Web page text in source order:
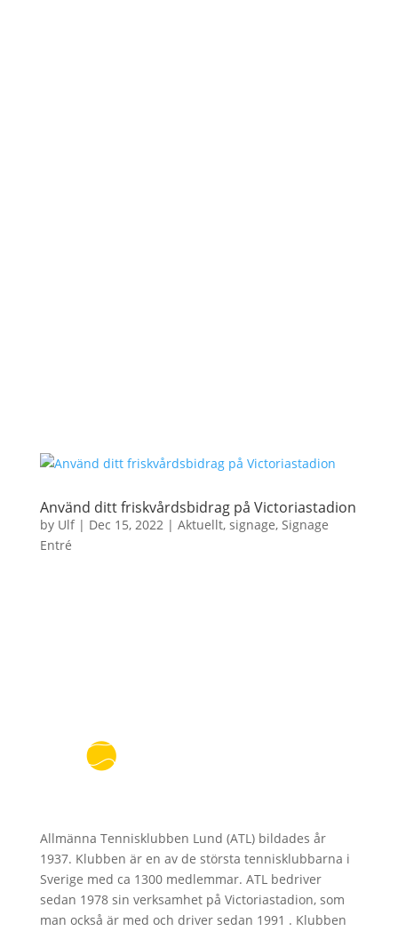
Använd ditt friskvårdsbidrag på Victoriastadion
by Ulf| Dec 15, 2022| Aktuellt, signage, Signage
Entré
Allmänna Tennisklubben Lund (ATL) bildades år
1937. Klubben är en av de största tennisklubbarna i
Sverige med ca 1300 medlemmar. ATL bedriver
sedan 1978 sin verksamhet på Victoriastadion, som
man också är med och driver sedan 1991 . Klubben